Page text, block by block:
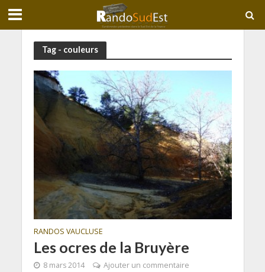
Tag - couleurs
RANDOS VAUCLUSE
Les ocres de la Bruyère
8 mars 2014 Ajouter un commentaire